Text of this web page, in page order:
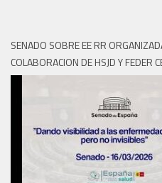
SENADO SOBRE EE RR
COLABORACION DE HSJD Y FEDER